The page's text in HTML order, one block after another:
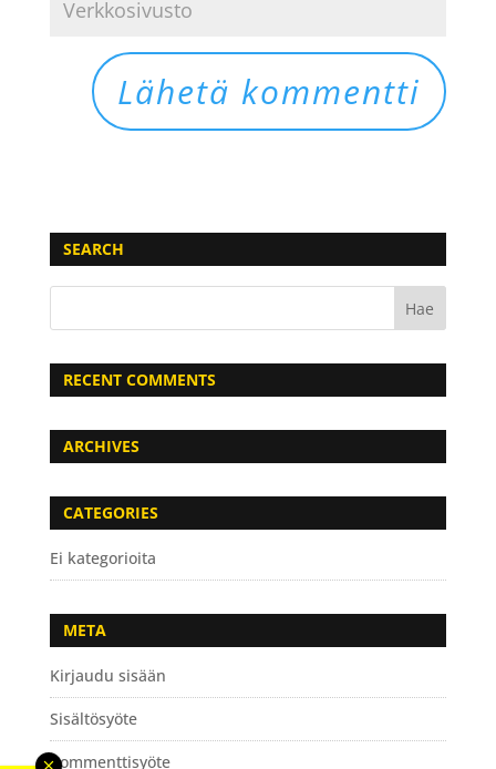
SEARCH
RECENT COMMENTS
ARCHIVES
CATEGORIES
Ei kategorioita
META
Kirjaudu sisään
Sisältösyöte
Kommenttisyöte